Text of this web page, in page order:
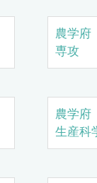
農学
専攻
農学
生産科